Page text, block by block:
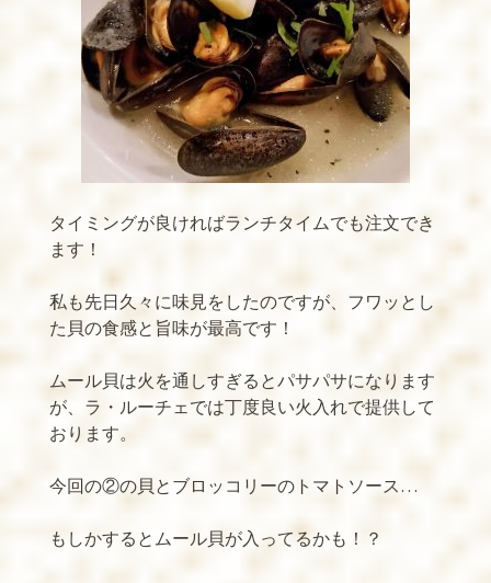
タイミングが良ければランチタイムでも注文でき
ます！
私も先日久々に味見をしたのですが、フワッとし
た貝の食感と旨味が最高です！
ムール貝は火を通しすぎるとパサパサになります
が、ラ・ルーチェでは丁度良い火入れで提供して
おります。
今回の②の貝とブロッコリーのトマトソース…
もしかするとムール貝が入ってるかも！？